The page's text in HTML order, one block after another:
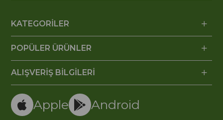
KATEGORİLER
POPÜLER ÜRÜNLER
ALIŞVERİŞ BİLGİLERİ
Apple Android